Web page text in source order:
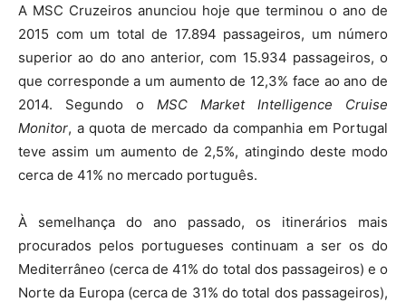
A MSC Cruzeiros anunciou hoje que terminou o ano de
2015 com um total de 17.894 passageiros, um número
superior ao do ano anterior, com 15.934 passageiros, o
que corresponde a um aumento de 12,3% face ao ano de
2014. Segundo o MSC Market Intelligence Cruise
Monitor, a quota de mercado da companhia em Portugal
teve assim um aumento de 2,5%, atingindo deste modo
cerca de 41% no mercado português.
À semelhança do ano passado, os itinerários mais
procurados pelos portugueses continuam a ser os do
Mediterrâneo (cerca de 41% do total dos passageiros) e o
Norte da Europa (cerca de 31% do total dos passageiros),